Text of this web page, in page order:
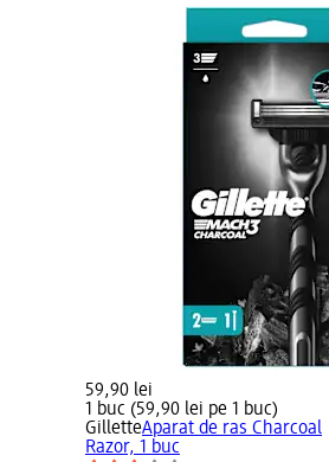
59,90 lei
1 buc (59,90 lei pe 1 buc)
GilletteAparat de ras Charcoal
Razor, 1 buc